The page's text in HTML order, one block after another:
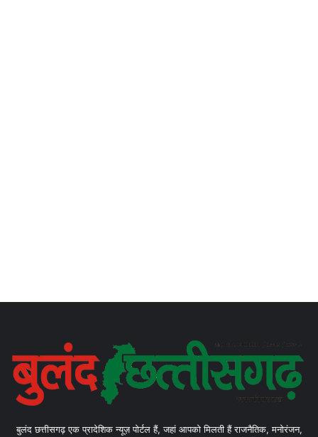
बुलंद छत्तीसगढ़ एक प्रादेशिक न्यूज़ पोर्टल हैं, जहां आपको मिलती हैं राजनैतिक, मनोरंजन,